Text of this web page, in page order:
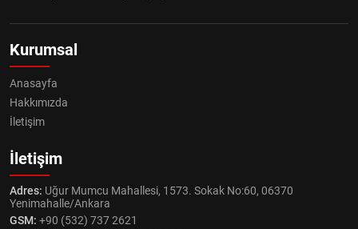
Kurumsal
Anasayfa
Hakkımızda
İletişim
İletişim
Adres: Uğur Mumcu Mahallesi, 1573. Sokak No:60, 06370
Yenimahalle/Ankara
GSM: +90 (532) 737 2621